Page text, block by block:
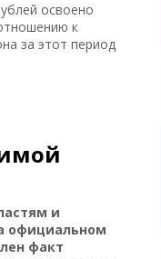
освоено
к
за этот период
и
официальном
факт